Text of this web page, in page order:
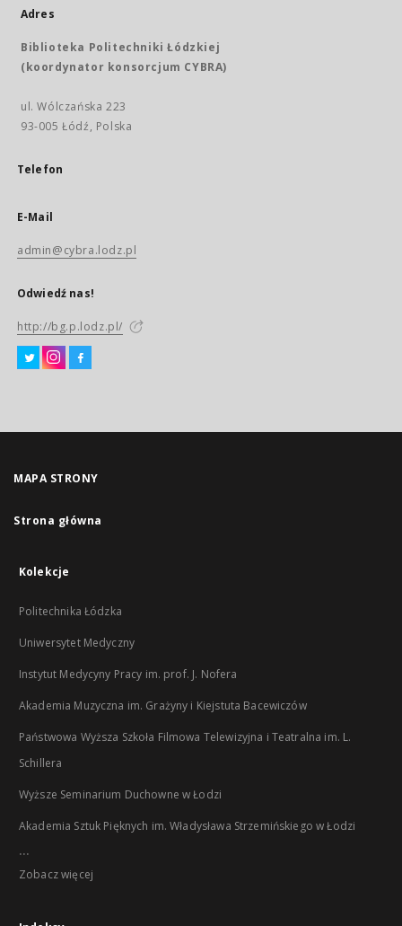
Adres
Biblioteka Politechniki Łódzkiej
(koordynator konsorcjum CYBRA)
ul. Wólczańska 223
93-005 Łódź, Polska
Telefon
E-Mail
admin@cybra.lodz.pl
Odwiedź nas!
http://bg.p.lodz.pl/
MAPA STRONY
Strona główna
Kolekcje
Politechnika Łódzka
Uniwersytet Medyczny
Instytut Medycyny Pracy im. prof. J. Nofera
Akademia Muzyczna im. Grażyny i Kiejstuta Bacewiczów
Państwowa Wyższa Szkoła Filmowa Telewizyjna i Teatralna im. L.
Schillera
Wyższe Seminarium Duchowne w Łodzi
Akademia Sztuk Pięknych im. Władysława Strzemińskiego w Łodzi
...
Zobacz więcej